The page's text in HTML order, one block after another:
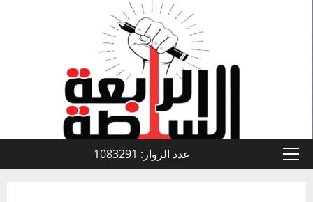
القائمة
عدد الزوار: 1083291